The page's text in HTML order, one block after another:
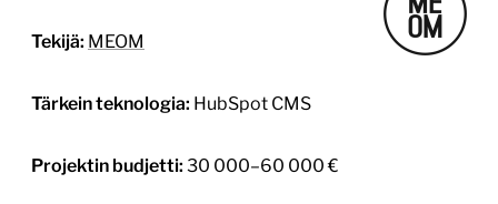
Tekijä: MEOM
Tärkein teknologia: HubSpot CMS
Projektin budjetti: 30 000–60 000 €